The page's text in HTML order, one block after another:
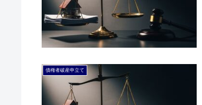
債権者破産申立て